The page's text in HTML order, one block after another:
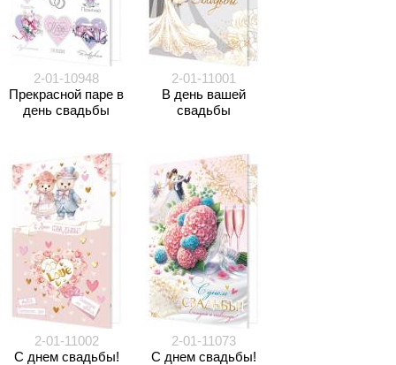
2-01-10948
Прекрасной паре в
день свадьбы
2-01-11001
В день вашей
свадьбы
2-01-11002
С днем свадьбы!
2-01-11073
С днем свадьбы!